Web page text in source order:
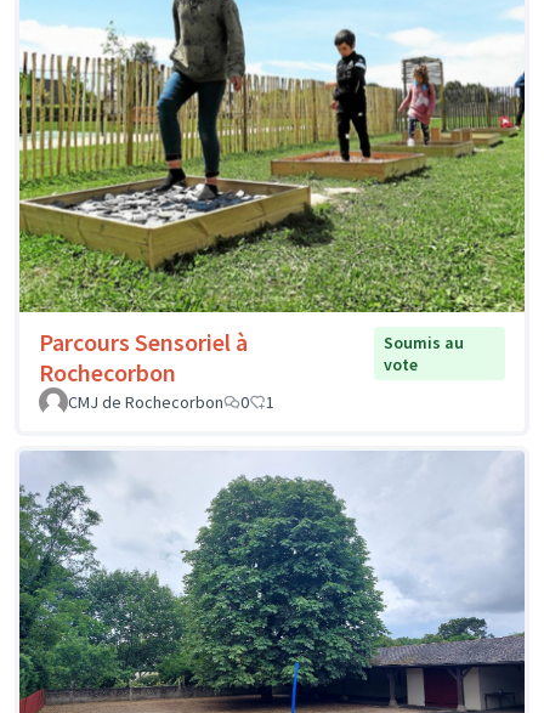
Parcours Sensoriel à
Rochecorbon
Soumis au
vote
CMJ de Rochecorbon
0 1